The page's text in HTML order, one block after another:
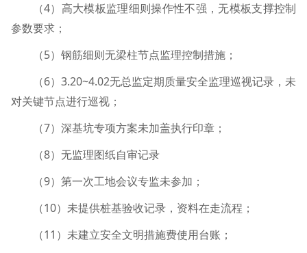
（4）高大模板监理细则操作性不强，无模板支撑控制
参数要求；
（5）钢筋细则无梁柱节点监理控制措施；
（6） 3.20~4.02无总监定期质量安全监理巡视记录，未
对关键节点进行巡视；
（7）深基坑专项方案未加盖执行印章；
（8）无监理图纸自审记录
（9）第一次工地会议专监未参加；
（10）未提供桩基验收记录，资料在走流程；
（11 ）未建立安全文明措施费使用台账；